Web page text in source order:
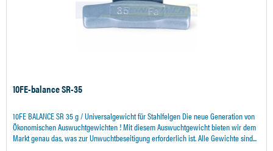
10FE-balance SR-35
10FE BALANCE SR 35 g / Universalgewicht für Stahlfelgen Die neue Generation von
Ökonomischen Auswuchtgewichten ! Mit diesem Auswuchtgewicht bieten wir dem
Markt genau das, was zur Unwuchtbeseitigung erforderlich ist. Alle Gewichte sind...